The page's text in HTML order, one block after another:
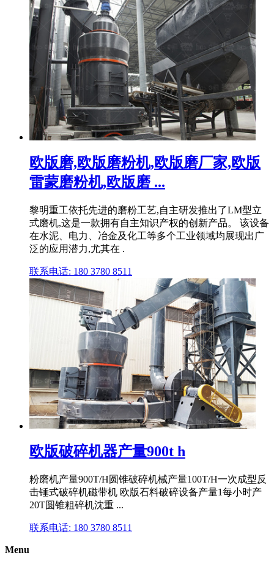
欧版磨,欧版磨粉机,欧版磨厂家,欧版
雷蒙磨粉机,欧版磨 ...
黎明重工依托先进的磨粉工艺,自主研发推出了LM型立
式磨机,这是一款拥有自主知识产权的创新产品。 该设备
在水泥、电力、冶金及化工等多个工业领域均展现出广
泛的应用潜力,尤其在 .
联系电话: 180 3780 8511
欧版破碎机器产量900t h
粉磨机产量900T/H圆锥破碎机械产量100T/H一次成型反
击锤式破碎机磁带机 欧版石料破碎设备产量1每小时产
20T圆锥粗碎机沈重 ...
联系电话: 180 3780 8511
Menu